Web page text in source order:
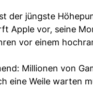
der jüngste
Apple vor, seine
vor einem
Millionen von
eine Weile warten